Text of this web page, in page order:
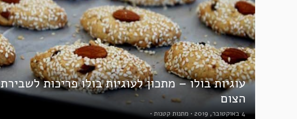
עוגיות בולו – מתכון לעוגיות בולו פריכות לשבירת
הצום
4 באוקטובר, 2019 • מתנות קטנות •